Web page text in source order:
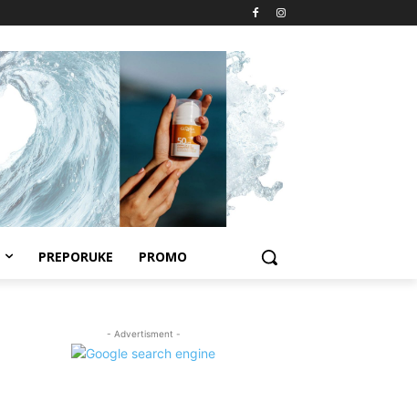
PREPORUKE PROMO
- Advertisment -